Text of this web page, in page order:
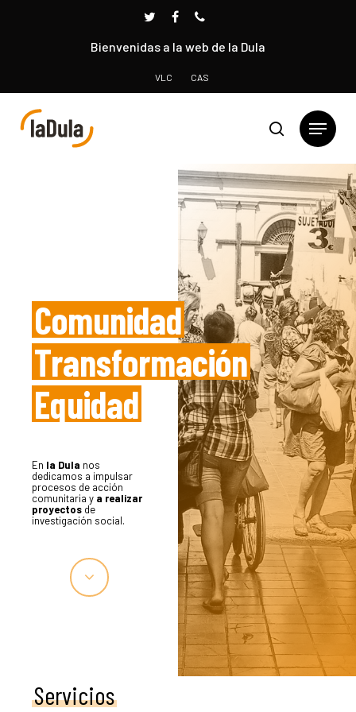
Bienvenidas a la web de la Dula
VLC CAS
Presione INTRO para buscar o ESC para cerrar
Comunidad
Transformación
Equidad
En la Dula nos
dedicamos a impulsar
procesos de acción
comunitaria y a realizar
proyectos de
investigación social.
Servicios